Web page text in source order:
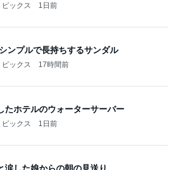
ックス 1日前
ンプルで長持ちするサンダル
ックス 17時間前
たホテルのウォーターサーバー
ックス 1日前
涙した娘からの朝の見送り